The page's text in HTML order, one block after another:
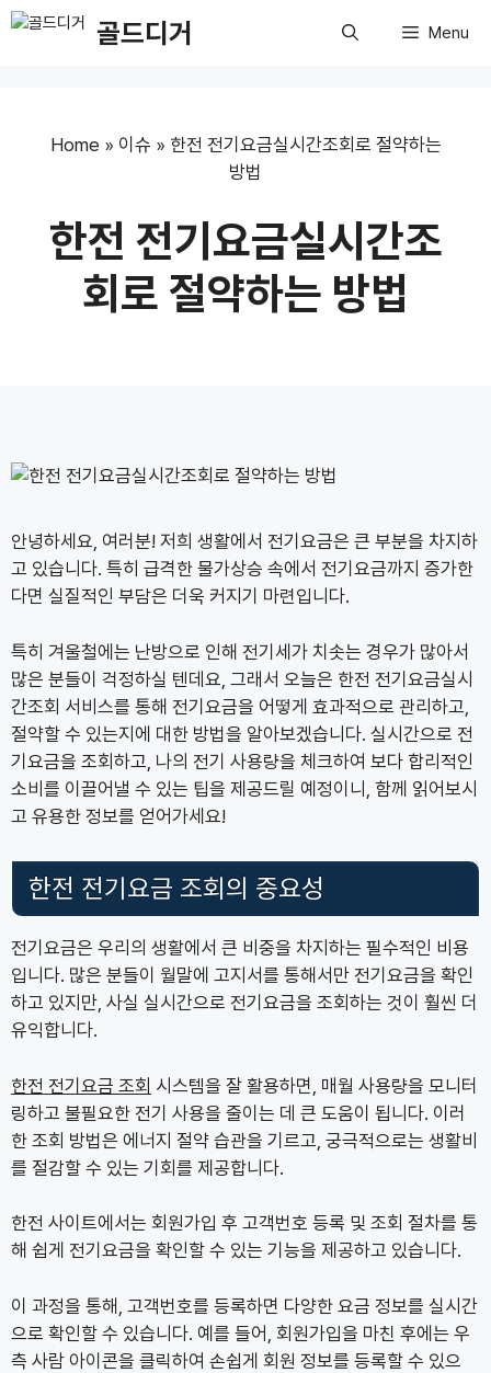
Skip
골드디거 Menu
Home » 이슈 » 한전 전기요금실시간조회로 절약하는
방법
한전 전기요금실시간조
회로 절약하는 방법
안녕하세요, 여러분! 저희 생활에서 전기요금은 큰 부분을 차지하
고 있습니다. 특히 급격한 물가상승 속에서 전기요금까지 증가한
다면 실질적인 부담은 더욱 커지기 마련입니다.
특히 겨울철에는 난방으로 인해 전기세가 치솟는 경우가 많아서
많은 분들이 걱정하실 텐데요, 그래서 오늘은 한전 전기요금실시
간조회 서비스를 통해 전기요금을 어떻게 효과적으로 관리하고,
절약할 수 있는지에 대한 방법을 알아보겠습니다. 실시간으로 전
기요금을 조회하고, 나의 전기 사용량을 체크하여 보다 합리적인
소비를 이끌어낼 수 있는 팁을 제공드릴 예정이니, 함께 읽어보시
고 유용한 정보를 얻어가세요!
한전 전기요금 조회의 중요성
전기요금은 우리의 생활에서 큰 비중을 차지하는 필수적인 비용
입니다. 많은 분들이 월말에 고지서를 통해서만 전기요금을 확인
하고 있지만, 사실 실시간으로 전기요금을 조회하는 것이 훨씬 더
유익합니다.
한전 전기요금 조회 시스템을 잘 활용하면, 매월 사용량을 모니터
링하고 불필요한 전기 사용을 줄이는 데 큰 도움이 됩니다. 이러
한 조회 방법은 에너지 절약 습관을 기르고, 궁극적으로는 생활비
를 절감할 수 있는 기회를 제공합니다.
한전 사이트에서는 회원가입 후 고객번호 등록 및 조회 절차를 통
해 쉽게 전기요금을 확인할 수 있는 기능을 제공하고 있습니다.
이 과정을 통해, 고객번호를 등록하면 다양한 요금 정보를 실시간
으로 확인할 수 있습니다. 예를 들어, 회원가입을 마친 후에는 우
측 사람 아이콘을 클릭하여 손쉽게 회원 정보를 등록할 수 있으